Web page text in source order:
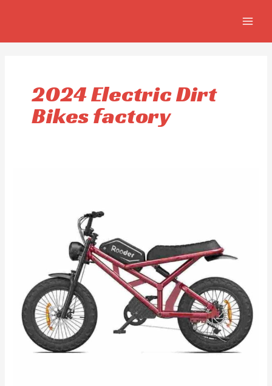
2024 Electric Dirt
Bikes factory